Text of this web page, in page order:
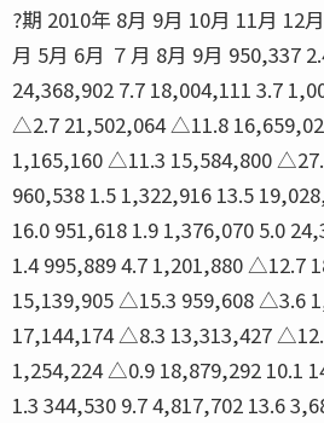
?期 2010年 8月 9月 10月 11月 12
月 5月 6月 ７月 8月 9月 950,337
24,368,902 7.7 18,004,111 3.7
△2.7 21,502,064 △11.8
1,165,160 △11.3 15,584,800
960,538 1.5 1,322,916 13.5
16.0 951,618 1.9 1,376,070 5.0
1.4 995,889 4.7 1,201,880 △12.7
15,139,905 △15.3 959,608 △3.6
17,144,174 △8.3 13,313,427
1,254,224 △0.9 18,879,292 10.1
1.3 344,530 9.7 4,817,702 13.6